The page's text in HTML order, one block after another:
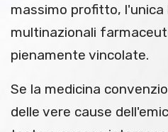
massimo profitto, l'unica
multinazionali
pienamente vincolate.
Se la medicina
delle vere cause